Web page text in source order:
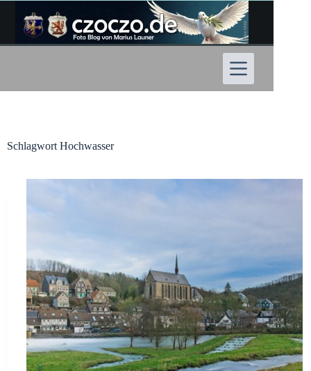
Inhalt
springen
Schlagwort Hochwasser